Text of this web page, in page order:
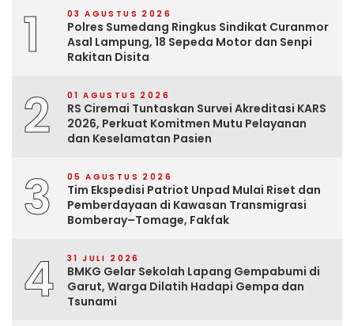
1 03 AGUSTUS 2026
Polres Sumedang Ringkus Sindikat Curanmor
Asal Lampung, 18 Sepeda Motor dan Senpi
Rakitan Disita
2 01 AGUSTUS 2026
RS Ciremai Tuntaskan Survei Akreditasi KARS
2026, Perkuat Komitmen Mutu Pelayanan
dan Keselamatan Pasien
3 05 AGUSTUS 2026
Tim Ekspedisi Patriot Unpad Mulai Riset dan
Pemberdayaan di Kawasan Transmigrasi
Bomberay–Tomage, Fakfak
4 31 JULI 2026
BMKG Gelar Sekolah Lapang Gempabumi di
Garut, Warga Dilatih Hadapi Gempa dan
Tsunami